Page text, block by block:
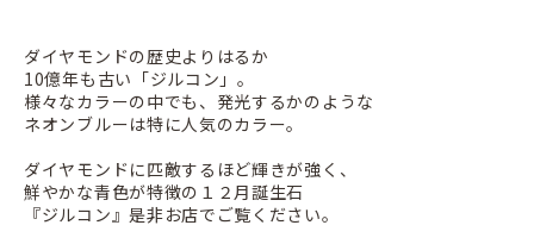
ダイヤモンドの歴史よりはるか
10億年も古い「ジルコン」。
様々なカラーの中でも、発光するかのような
ネオンブルーは特に人気のカラー。
ダイヤモンドに匹敵するほど輝きが強く、
鮮やかな青色が特徴の１２月誕生石
『ジルコン』是非お店でご覧ください。